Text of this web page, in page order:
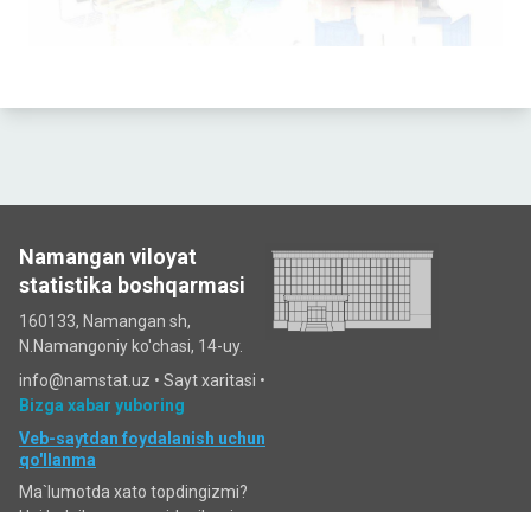
Namangan viloyat
statistika boshqarmasi
160133, Namangan sh,
N.Namangoniy ko'chasi, 14-uy.
info@namstat.uz • Sayt xaritasi •
Bizga xabar yuboring
Veb-saytdan foydalanish uchun
qo'llanma
Ma`lumotda xato topdingizmi?